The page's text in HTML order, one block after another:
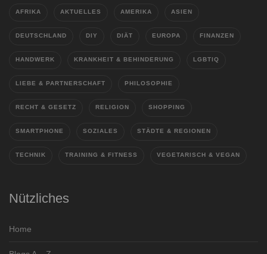
AFRIKA AKTUELLES AMERIKA ASIEN
DEUTSCHLAND DIY DIÄT EUROPA FINANZEN
HANDWERK KRANKHEIT & BEHINDERUNG LGBTIQ
LIEBE & PARTNERSCHAFT PHILOSOPHIE
RECHT & GESETZ RELIGION SHOPPING
SMARTPHONE SOZIALES STÄDTE & REGIONEN
TECHNIK TRAINING & FITNESS VEGETARISCH & VEGAN
Nützliches
Home